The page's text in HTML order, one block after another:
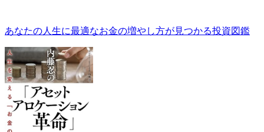
あなたの人生に最適なお金の増やし方が見つかる投資図鑑